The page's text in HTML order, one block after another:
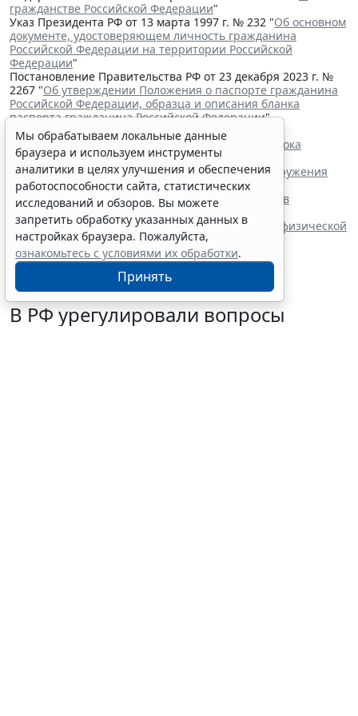
гражданстве Российской Федерации"
Указ Президента РФ от 13 марта 1997 г. № 232 "Об основном
документе, удостоверяющем личность гражданина
Российской Федерации на территории Российской
Федерации"
Постановление Правительства РФ от 23 декабря 2023 г. №
2267 "Об утверждении Положения о паспорте гражданина
Российской Федерации, образца и описания бланка
паспорта гражданина Российской Федерации"
Читайте также:
Владимир Путин подписал закон о продлении срока
действия "гаражной амнистии"
Минюст России разработал проект о сроке обнаружения
недостатков товара
Правила формирования наблюдательных советов
автономных учреждений обновили
В РФ определены коды агрегатного состояния и физической
формы видов отходов
В РФ урегулировали вопросы
Мы обрабатываем локальные данные
браузера и используем инструменты
аналитики в целях улучшения и обеспечения
работоспособности сайта, статистических
исследований и обзоров. Вы можете
запретить обработку указанных данных в
настройках браузера. Пожалуйста,
ознакомьтесь с условиями их обработки.
Принять